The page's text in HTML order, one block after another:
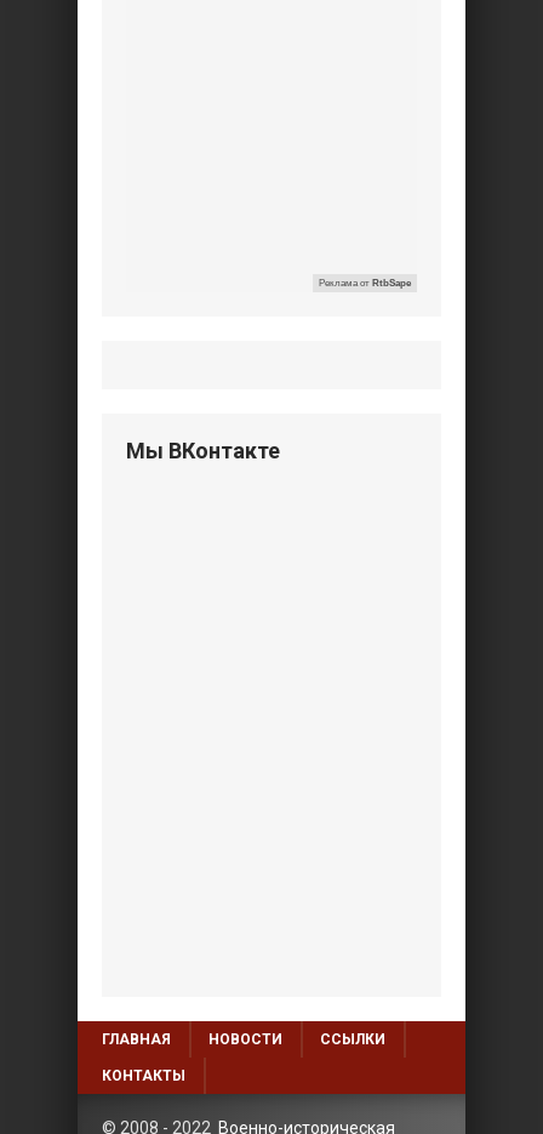
Реклама от RtbSape
Мы ВКонтакте
ГЛАВНАЯ НОВОСТИ ССЫЛКИ
КОНТАКТЫ
© 2008 - 2022 Военно-историческая